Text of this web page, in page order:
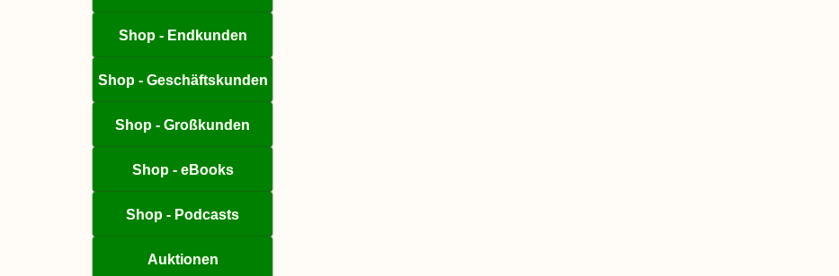
Shop - Endkunden
Shop - Geschäftskunden
Shop - Großkunden
Shop - eBooks
Shop - Podcasts
Auktionen